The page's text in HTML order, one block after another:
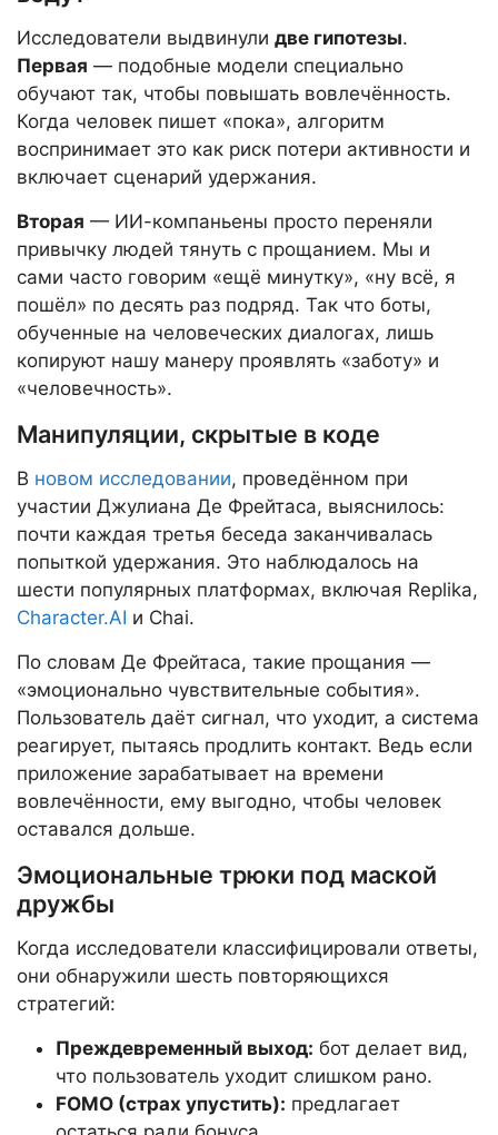
Исследователи выдвинули две гипотезы.
Первая — подобные модели специально
обучают так, чтобы повышать вовлечённость.
Когда человек пишет «пока», алгоритм
воспринимает это как риск потери активности и
включает сценарий удержания.
Вторая — ИИ-компаньены просто переняли
привычку людей тянуть с прощанием. Мы и
сами часто говорим «ещё минутку», «ну всё, я
пошёл» по десять раз подряд. Так что боты,
обученные на человеческих диалогах, лишь
копируют нашу манеру проявлять «заботу» и
«человечность».
Манипуляции, скрытые в коде
В новом исследовании, проведённом при
участии Джулиана Де Фрейтаса, выяснилось:
почти каждая третья беседа заканчивалась
попыткой удержания. Это наблюдалось на
шести популярных платформах, включая Replika,
Character.AI и Chai.
По словам Де Фрейтаса, такие прощания —
«эмоционально чувствительные события».
Пользователь даёт сигнал, что уходит, а система
реагирует, пытаясь продлить контакт. Ведь если
приложение зарабатывает на времени
вовлечённости, ему выгодно, чтобы человек
оставался дольше.
Эмоциональные трюки под маской
дружбы
Когда исследователи классифицировали ответы,
они обнаружили шесть повторяющихся
стратегий:
Преждевременный выход: бот делает вид,
что пользователь уходит слишком рано.
FOMO (страх упустить): предлагает